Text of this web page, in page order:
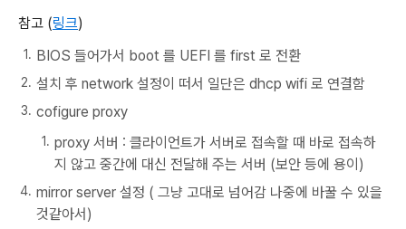
참고 (링크)
BIOS 들어가서 boot 를 UEFI 를 first 로 전환
설치 후 network 설정이 떠서 일단은 dhcp wifi 로 연결함
cofigure proxy
proxy 서버 : 클라이언트가 서버로 접속할 때 바로 접속하
지 않고 중간에 대신 전달해 주는 서버 (보안 등에 용이)
mirror server 설정 ( 그냥 고대로 넘어감 나중에 바꿀 수 있을
것같아서)